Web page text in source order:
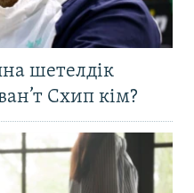
шетелдік
Схип кім?